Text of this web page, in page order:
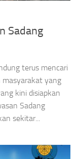
Sadang
terus mencari
yang
kini disiapkan
Sadang
sekitar...